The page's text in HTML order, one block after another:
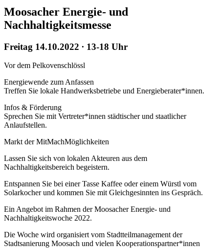
Moosacher Energie- und
Nachhaltigkeitsmesse
Freitag 14.10.2022 ∙ 13-18 Uhr
Vor dem Pelkovenschlössl
Energiewende zum Anfassen
Treffen Sie lokale Handwerksbetriebe und Energieberater*innen.
Infos & Förderung
Sprechen Sie mit Vertreter*innen städtischer und staatlicher
Anlaufstellen.
Markt der MitMachMöglichkeiten
Lassen Sie sich von lokalen Akteuren aus dem
Nachhaltigkeitsbereich begeistern.
Entspannen Sie bei einer Tasse Kaffee oder einem Würstl vom
Solarkocher und kommen Sie mit Gleichgesinnten ins Gespräch.
Ein Angebot im Rahmen der Moosacher Energie- und
Nachhaltigkeitswoche 2022.
Die Woche wird organisiert vom Stadtteilmanagement der
Stadtsanierung Moosach und vielen Kooperationspartner*innen